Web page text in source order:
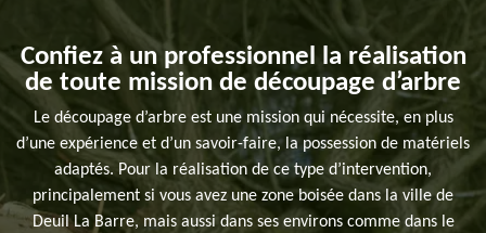
Confiez à un professionnel la réalisation
de toute mission de découpage d’arbre
Le découpage d’arbre est une mission qui nécessite, en plus
d’une expérience et d’un savoir-faire, la possession de matériels
adaptés. Pour la réalisation de ce type d’intervention,
principalement si vous avez une zone boisée dans la ville de
Deuil La Barre, mais aussi dans ses environs comme dans le